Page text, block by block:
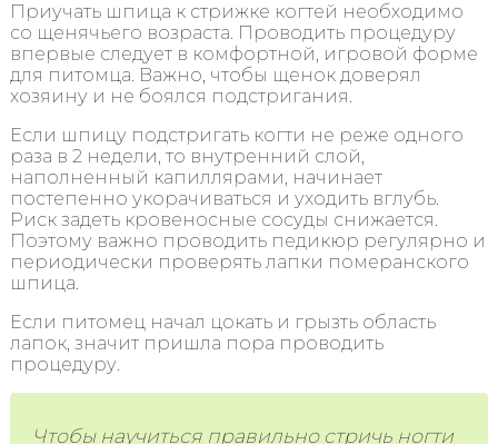
Приучать шпица к стрижке когтей необходимо
со щенячьего возраста. Проводить процедуру
впервые следует в комфортной, игровой форме
для питомца. Важно, чтобы щенок доверял
хозяину и не боялся подстригания.
Если шпицу подстригать когти не реже одного
раза в 2 недели, то внутренний слой,
наполненный капиллярами, начинает
постепенно укорачиваться и уходить вглубь.
Риск задеть кровеносные сосуды снижается.
Поэтому важно проводить педикюр регулярно и
периодически проверять лапки померанского
шпица.
Если питомец начал цокать и грызть область
лапок, значит пришла пора проводить
процедуру.
Чтобы научиться правильно стричь ногти